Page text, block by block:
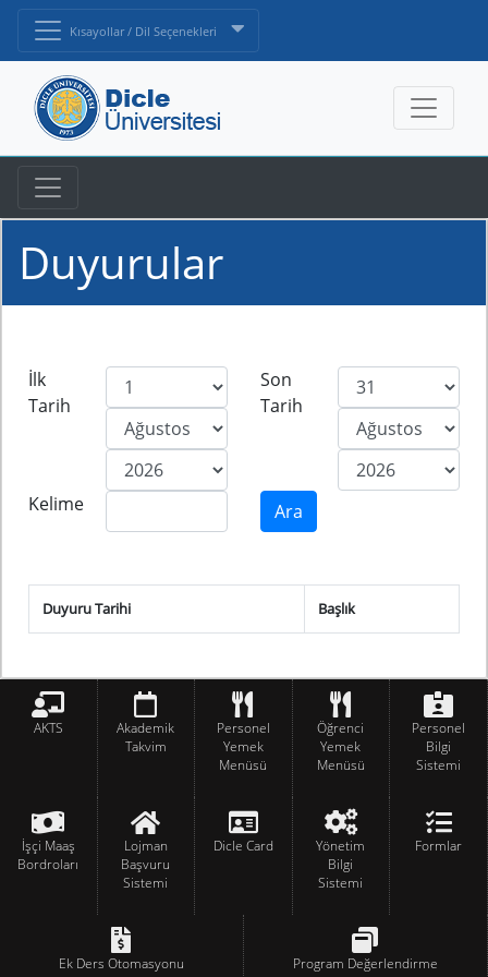
Kısayollar / Dil Seçenekleri
Duyurular
İlk
Tarih
Son
Tarih
Kelime
Duyuru Tarihi Başlık
AKTS
Akademik
Takvim
Personel
Yemek
Menüsü
Öğrenci
Yemek
Menüsü
Personel
Bilgi
Sistemi
İşçi Maaş
Bordroları
Lojman
Başvuru
Sistemi
Dicle Card
Yönetim
Bilgi
Sistemi
Formlar
Ek Ders Otomasyonu Program Değerlendirme